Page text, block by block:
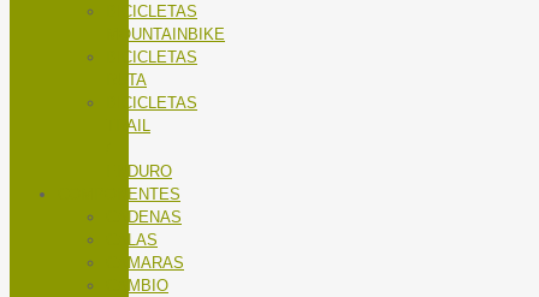
BICICLETAS
MOUNTAINBIKE
BICICLETAS
RUTA
BICICLETAS
TRAIL
ENDURO
COMPONENTES
CADENAS
CALAS
CÁMARAS
CAMBIO